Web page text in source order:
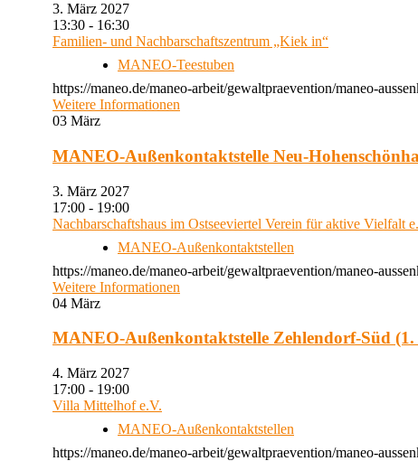
3. März 2027
13:30 - 16:30
Familien- und Nachbarschaftszentrum „Kiek in“
MANEO-Teestuben
https://maneo.de/maneo-arbeit/gewaltpraevention/maneo-
Weitere Informationen
03 März
MANEO-Außenkontaktstelle Neu-
3. März 2027
17:00 - 19:00
Nachbarschaftshaus im Ostseeviertel Verein für aktive Vielfalt
MANEO-Außenkontaktstellen
https://maneo.de/maneo-arbeit/gewaltpraevention/maneo-
Weitere Informationen
04 März
MANEO-Außenkontaktstelle Zehlendorf-Süd (1.
4. März 2027
17:00 - 19:00
Villa Mittelhof e.V.
MANEO-Außenkontaktstellen
https://maneo.de/maneo-arbeit/gewaltpraevention/maneo-